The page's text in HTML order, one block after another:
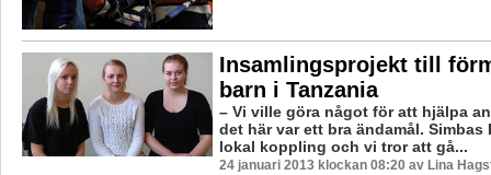
Insamlingsprojekt till
barn i Tanzania
– Vi ville göra något för att hjälpa
det här var ett bra ändamål.
lokal koppling och vi tror att gå...
24 januari 2013 klockan 08:20 av Lina